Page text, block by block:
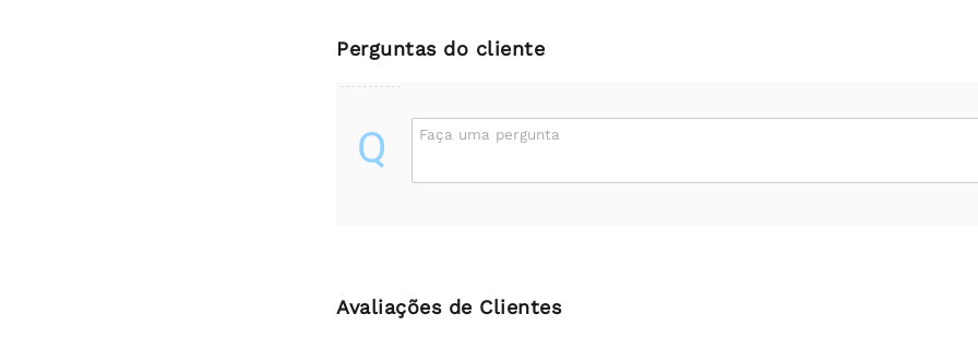
Perguntas do cliente
Q Faça uma pergunta
Avaliações de Clientes